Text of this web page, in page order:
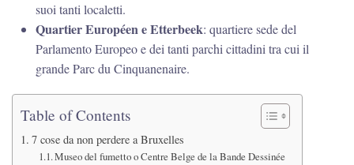
suoi tanti localetti.
Quartier Européene Etterbeek: quartiere sede del
Parlamento Europeo e dei tanti parchi cittadini tra cui il
grande Parc du Cinquanenaire.
Table of Contents
7 cose da non perdere a Bruxelles
Museo del fumetto o Centre Belge de la Bande Dessinée